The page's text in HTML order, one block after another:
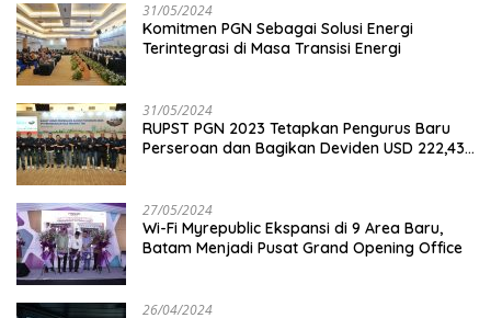
31/05/2024
Komitmen PGN Sebagai Solusi Energi
Terintegrasi di Masa Transisi Energi
31/05/2024
RUPST PGN 2023 Tetapkan Pengurus Baru
Perseroan dan Bagikan Deviden USD 222,43
27/05/2024
Wi-Fi Myrepublic Ekspansi di 9 Area Baru,
Batam Menjadi Pusat Grand Opening Office
26/04/2024